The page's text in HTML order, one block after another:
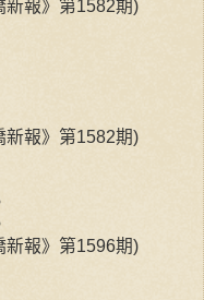
新報》第1582期)
新報》第1582期)
新報》第1596期)